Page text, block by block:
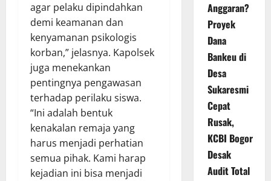
agar pelaku dipindahkan
demi keamanan dan
kenyamanan psikologis
korban,” jelasnya. Kapolsek
juga menekankan
pentingnya pengawasan
terhadap perilaku siswa.
“Ini adalah bentuk
kenakalan remaja yang
harus menjadi perhatian
semua pihak. Kami harap
kejadian ini bisa menjadi
Anggaran?
Proyek
Dana
Bankeu di
Desa
Sukaresmi
Cepat
Rusak,
KCBI Bogor
Desak
Audit Total